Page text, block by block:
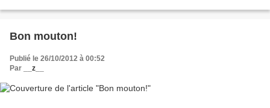
Bon mouton!
Publié le 26/10/2012 à 00:52
Par
__z__